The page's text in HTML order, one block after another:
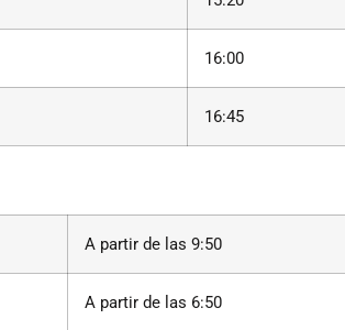
16:00
16:45
A partir de las 9:50
A partir de las 6:50